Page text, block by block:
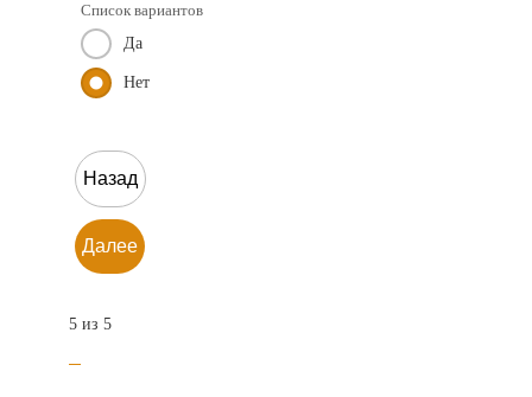
Список вариантов
Да
Нет
Назад
Далее
5 из 5